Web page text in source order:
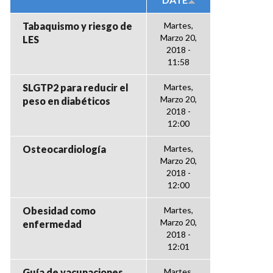
Tabaquismo y riesgo de
LES
Martes,
Marzo 20,
2018 -
11:58
SLGTP2 para reducir el
peso en diabéticos
Martes,
Marzo 20,
2018 -
12:00
Osteocardiología
Martes,
Marzo 20,
2018 -
12:00
Obesidad como
enfermedad
Martes,
Marzo 20,
2018 -
12:01